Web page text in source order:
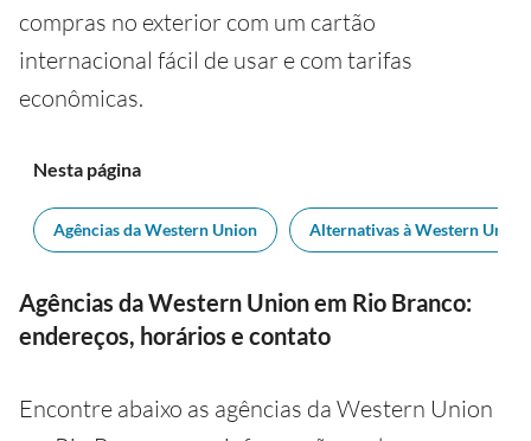
compras no exterior com um cartão
internacional fácil de usar e com tarifas
econômicas.
Nesta página
Agências da Western Union Alternativas à Western Union
Agências da Western Union em Rio Branco:
endereços, horários e contato
Encontre abaixo as agências da Western Union